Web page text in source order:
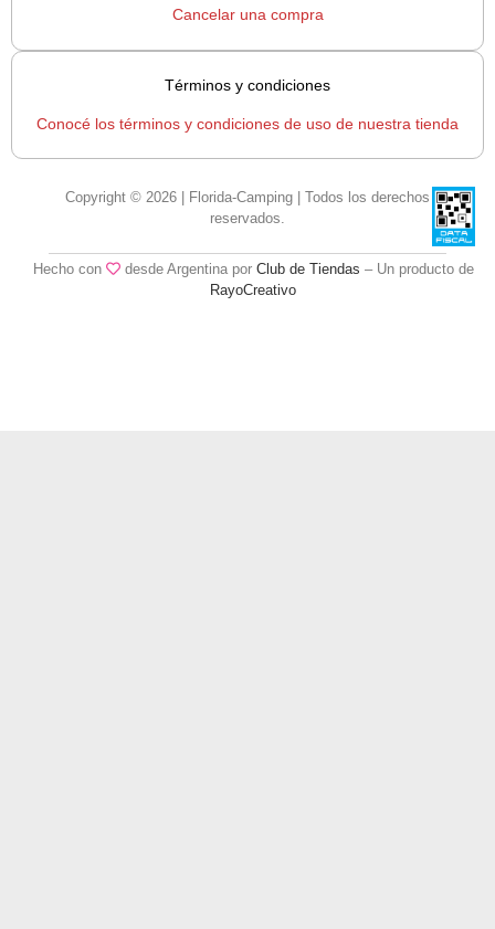
Cancelar una compra
Términos y condiciones
Conocé los términos y condiciones de uso de nuestra tienda
Copyright © 2026 | Florida-Camping | Todos los derechos
reservados.
Hecho con desde Argentina por Club de Tiendas – Un producto de
RayoCreativo